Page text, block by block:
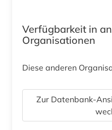
Verfügbarkeit in
Organisationen
Diese anderen
Zur Datenbank-